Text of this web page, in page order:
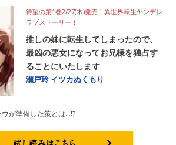
待望の第1巻2/27(木)発売！異世界転生ヤンデレ
ラブストーリー！
推しの妹に転生してしまったので、
最凶の悪女になってお兄様を独占す
ることにいたします
瀬戸玲 イツカぬくもり
が準備した策とは…⁉